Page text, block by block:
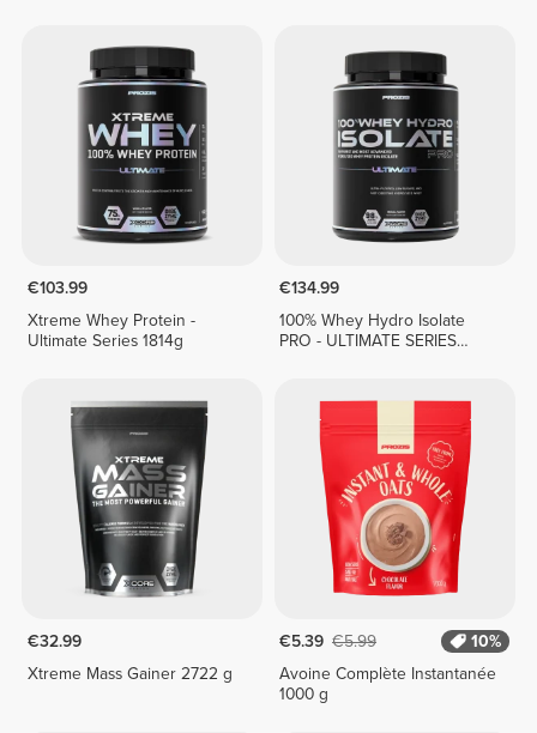
€103.99
Xtreme Whey Protein -
Ultimate Series 1814g
€134.99
100% Whey Hydro Isolate
PRO - ULTIMATE SERIES
€32.99
Xtreme Mass Gainer 2722 g
€5.39 €5.99
10%
Avoine Complète Instantanée
1000 g